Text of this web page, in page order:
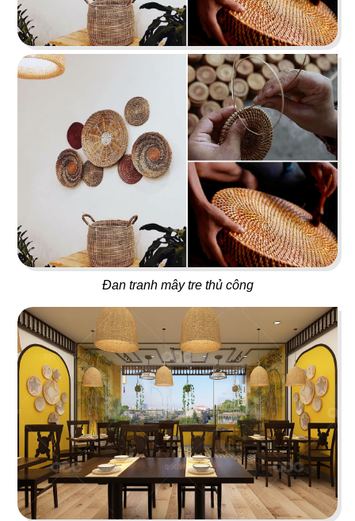
Đan tranh mây tre thủ công
69
BANGKOK BBQ
70
MEGUSTAS
Café & Nail
71
BANGKOK KITCHEN
Nhà hàng Thái
72
SIK DAK FOOK
Nhà hàng Dimsum
73
KOBE LEGEND
Nhà hàng Nhật
74
L'MANT VÕ VĂN TẦN
Café